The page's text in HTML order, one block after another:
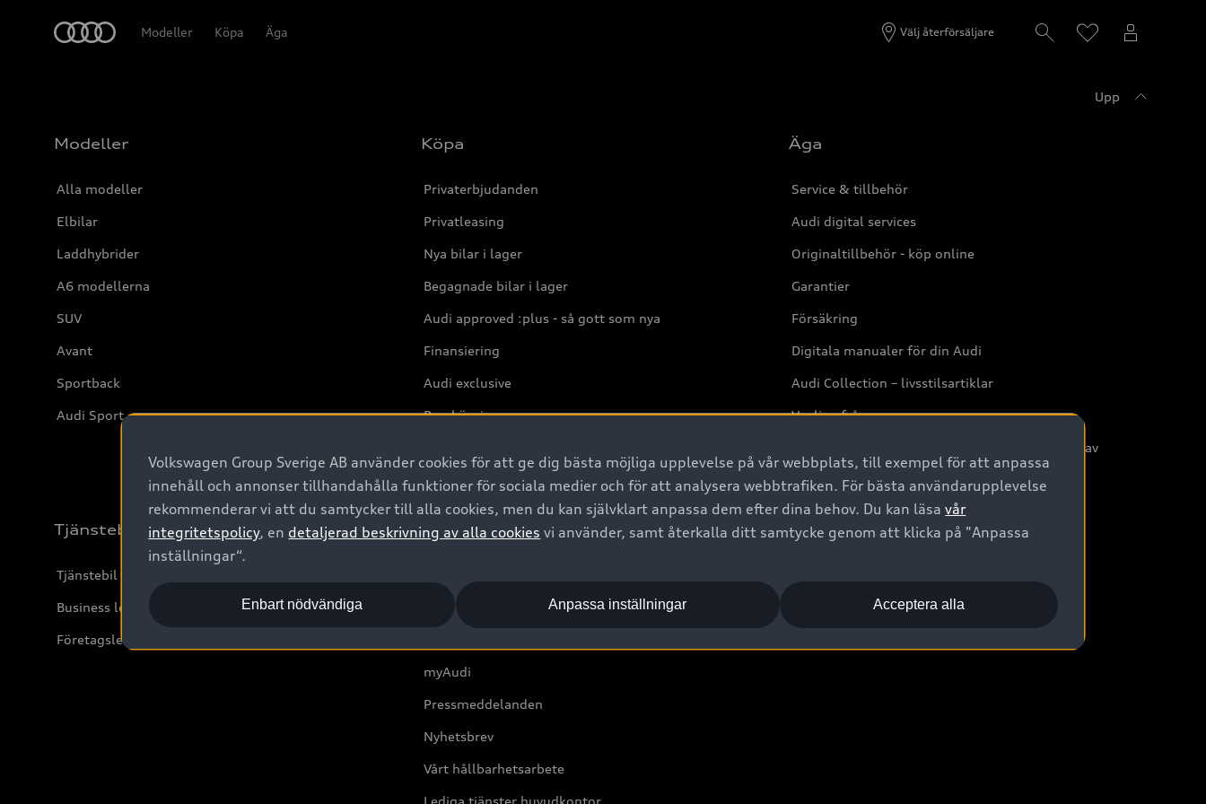
Modeller Köpa Äga Välj återförsäljare
Upp
Modeller
Alla modeller
Elbilar
Laddhybrider
A6 modellerna
SUV
Avant
Sportback
Audi Sport
Köpa
Privaterbjudanden
Privatleasing
Nya bilar i lager
Begagnade bilar i lager
Audi approved :plus - så gott som nya
Finansiering
Audi exclusive
Provkörning
Äga
Service & tillbehör
Audi digital services
Originaltillbehör - köp online
Garantier
Försäkring
Digitala manualer för din Audi
Audi Collection – livsstilsartiklar
Vanliga frågor
2G/3G nätet stängs ned - Hur påverkas min bil av
detta?
Tjänstebil
Tjänstebil
Business lease online
Företagsleasing
Om Audi Sverige
Boka Service online
myAudi
Pressmeddelanden
Nyhetsbrev
Vårt hållbarhetsarbete
Lediga tjänster huvudkontor
Volkswagen Group Sverige AB använder cookies för att ge dig bästa möjliga upplevelse på vår webbplats, till exempel för att anpassa
innehåll och annonser tillhandahålla funktioner för sociala medier och för att analysera webbtrafiken. För bästa användarupplevelse
rekommenderar vi att du samtycker till alla cookies, men du kan självklart anpassa dem efter dina behov. Du kan läsavår
integritetspolicy, en detaljerad beskrivning av alla cookies vi använder, samt återkalla ditt samtycke genom att klicka på "Anpassa
inställningar“.
Acceptera alla
Enbart nödvändiga Anpassa inställningar